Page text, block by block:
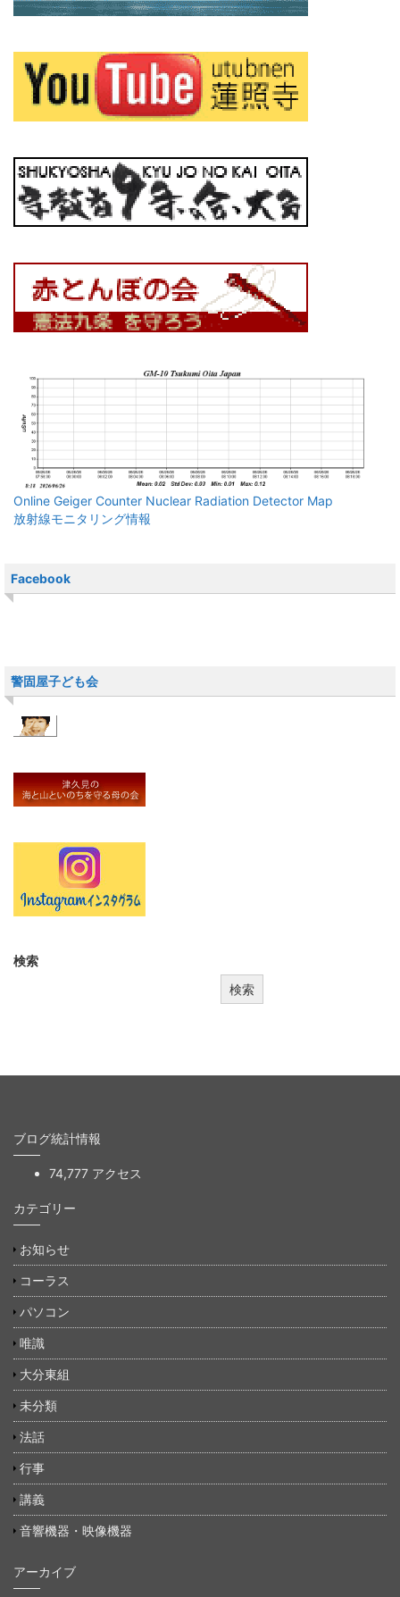
Online Geiger Counter Nuclear Radiation Detector Map
放射線モニタリング情報
Facebook
警固屋子ども会
検索
検索
ブログ統計情報
74,777 アクセス
カテゴリー
お知らせ
コーラス
パソコン
唯識
大分東組
未分類
法話
行事
講義
音響機器・映像機器
アーカイブ